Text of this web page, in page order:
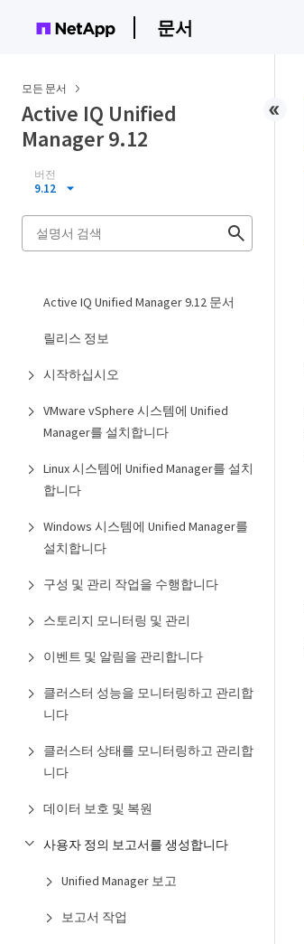
문서
모든 문서
Active IQ Unified
Manager 9.12
버전
9.12
Active IQ Unified Manager 9.12 문서
릴리스 정보
시작하십시오
VMware vSphere 시스템에 Unified
Manager를 설치합니다
Linux 시스템에 Unified Manager를 설치
합니다
Windows 시스템에 Unified Manager를
설치합니다
구성 및 관리 작업을 수행합니다
스토리지 모니터링 및 관리
이벤트 및 알림을 관리합니다
클러스터 성능을 모니터링하고 관리합
니다
클러스터 상태를 모니터링하고 관리합
니다
데이터 보호 및 복원
사용자 정의 보고서를 생성합니다
Unified Manager 보고
보고서 작업